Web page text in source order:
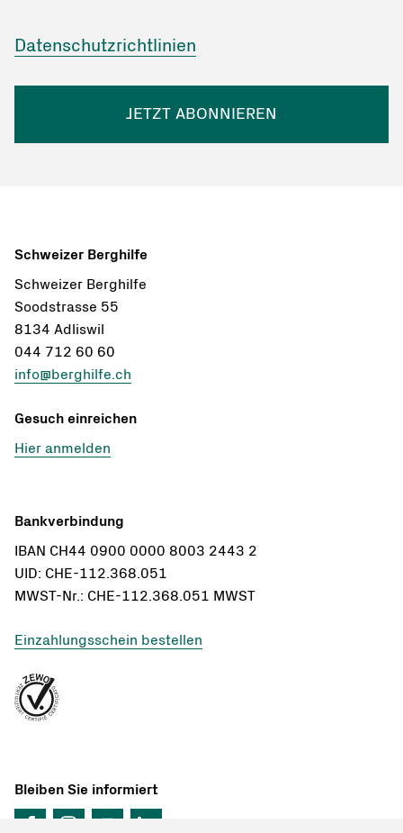
Datenschutzrichtlinien
JETZT ABONNIEREN
Schweizer Berghilfe
Schweizer Berghilfe
Soodstrasse 55
8134 Adliswil
044 712 60 60
info@berghilfe.ch
Gesuch einreichen
Hier anmelden
Bankverbindung
IBAN CH44 0900 0000 8003 2443 2
UID: CHE-112.368.051
MWST-Nr.: CHE-112.368.051 MWST
Einzahlungsschein bestellen
Bleiben Sie informiert